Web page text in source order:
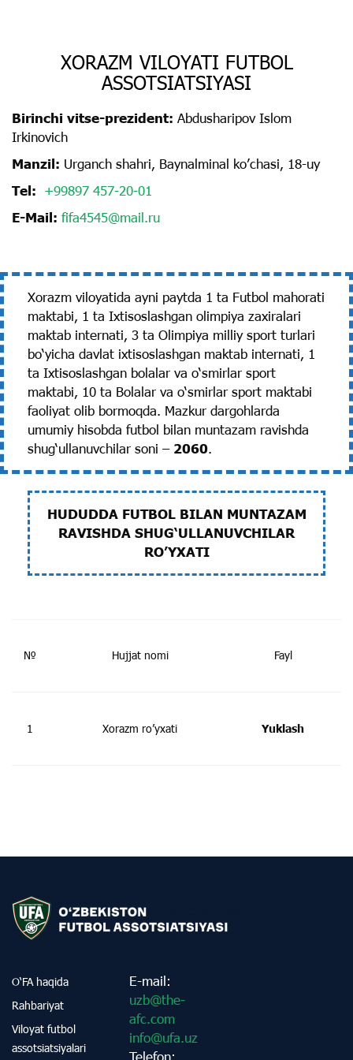
XORAZM VILOYATI FUTBOL
ASSOTSIATSIYASI
Birinchi vitse-prezident: Аbdusharipov Islom
Irkinovich
Manzil: Urganch shahri, Baynalminal koʼchasi, 18-uy
Tel: +99897 457-20-01
E-Mail: fifa4545@mail.ru
Xorazm viloyatida ayni paytda 1 ta Futbol mahorati
maktabi, 1 ta Ixtisoslashgan olimpiya zaxiralari
maktab internati, 3 ta Olimpiya milliy sport turlari
bo‘yicha davlat ixtisoslashgan maktab internati, 1
ta Ixtisoslashgan bolalar va o‘smirlar sport
maktabi, 10 ta Bolalar va o‘smirlar sport maktabi
faoliyat olib bormoqda. Mazkur dargohlarda
umumiy hisobda futbol bilan muntazam ravishda
shug‘ullanuvchilar soni – 2060.
HUDUDDA FUTBOL BILAN MUNTAZAM
RAVISHDA SHUG‘ULLANUVCHILAR
RO’YXATI
№ Hujjat nomi Fayl
1 Xorazm ro’yxati Yuklash
O‘FA haqida
Rahbariyat
Viloyat futbol
assotsiatsiyalari
E-mail:
uzb@the-
afc.com
info@ufa.uz
Telefon: